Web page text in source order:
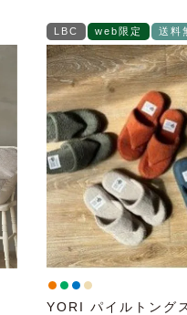
LBC web限定 送料
YORI パイルトング